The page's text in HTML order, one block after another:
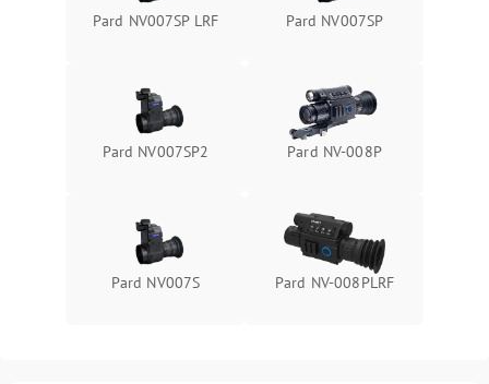
Pard NV007SP LRF Pard NV007SP
Pard NV007SP2 Pard NV-008P
Pard NV007S Pard NV-008PLRF